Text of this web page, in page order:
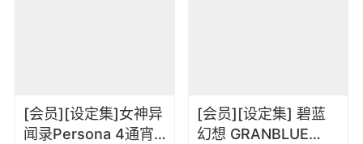
[会员][设定集]女神异
闻录Persona 4通宵
[会员][设定集] 碧蓝
幻想 GRANBLUE